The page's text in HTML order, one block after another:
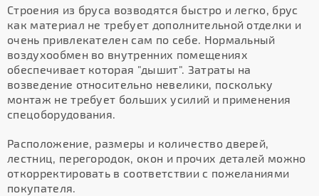
Строения из бруса возводятся быстро и легко, брус
как материал не требует дополнительной отделки и
очень привлекателен сам по себе. Нормальный
воздухообмен во внутренних помещениях
обеспечивает которая "дышит". Затраты на
возведение относительно невелики, поскольку
монтаж не требует больших усилий и применения
спецоборудования.
Расположение, размеры и количество дверей,
лестниц, перегородок, окон и прочих деталей можно
откорректировать в соответствии с пожеланиями
покупателя.